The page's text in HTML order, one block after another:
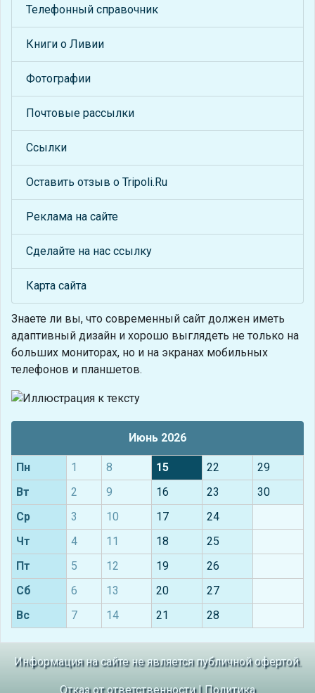
Телефонный справочник
Книги о Ливии
Фотографии
Почтовые рассылки
Ссылки
Оставить отзыв о Tripoli.Ru
Реклама на сайте
Сделайте на нас ссылку
Карта сайта
Знаете ли вы, что современный сайт должен иметь
адаптивный дизайн и хорошо выглядеть не только на
больших мониторах, но и на экранах мобильных
телефонов и планшетов.
Июнь 2026
Пн 1 8 15 22
29
Вт
2 9 16 23
30
Ср
3 10 17
24
Чт
4 11 18
25
Пт
5 12 19
26
Сб
6 13 20
27
Вс
7 14 21 28
Информация на сайте не является публичной офертой.
Отказ от ответственности| Политика